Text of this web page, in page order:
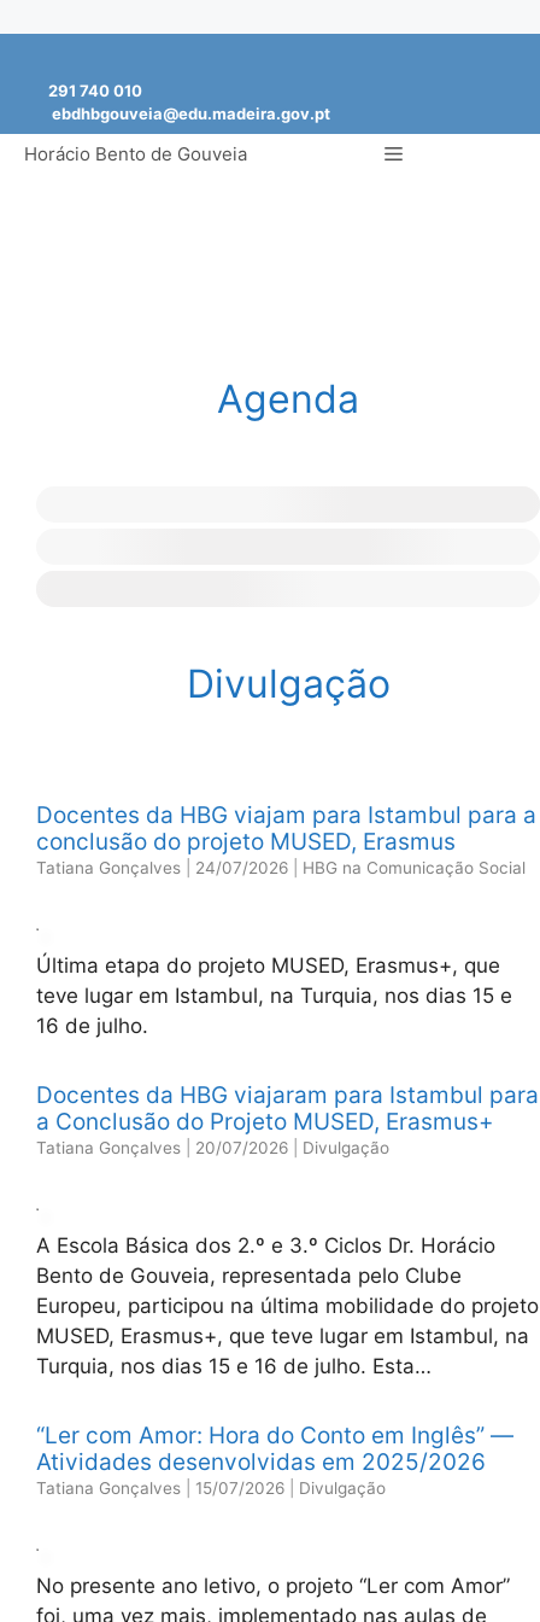
conteúdo
291 740 010
ebdhbgouveia@edu.madeira.gov.pt
Horácio Bento de Gouveia Menu
Agenda
Divulgação
Docentes da HBG viajam para Istambul para a
conclusão do projeto MUSED, Erasmus
Tatiana Gonçalves 24/07/2026 HBG na Comunicação Social
Última etapa do projeto MUSED, Erasmus+, que
teve lugar em Istambul, na Turquia, nos dias 15 e
16 de julho.
Docentes da HBG viajaram para Istambul para
a Conclusão do Projeto MUSED, Erasmus+
Tatiana Gonçalves 20/07/2026 Divulgação
A Escola Básica dos 2.º e 3.º Ciclos Dr. Horácio
Bento de Gouveia, representada pelo Clube
Europeu, participou na última mobilidade do projeto
MUSED, Erasmus+, que teve lugar em Istambul, na
Turquia, nos dias 15 e 16 de julho. Esta…
“Ler com Amor: Hora do Conto em Inglês” —
Atividades desenvolvidas em 2025/2026
Tatiana Gonçalves 15/07/2026 Divulgação
No presente ano letivo, o projeto “Ler com Amor”
foi, uma vez mais, implementado nas aulas de